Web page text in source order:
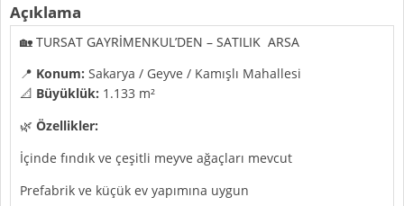
Açıklama
🏡 TURSAT GAYRİMENKUL’DEN – SATILIK ARSA
📍 Konum: Sakarya / Geyve / Kamışlı Mahallesi
📐 Büyüklük: 1.133 m²
🌿 Özellikler:
İçinde fındık ve çeşitli meyve ağaçları mevcut
Prefabrik ve küçük ev yapımına uygun